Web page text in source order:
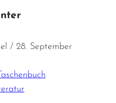
/ 28. September
Taschenbuch